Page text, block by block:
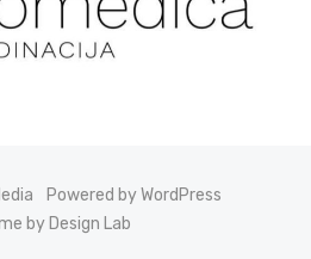
Powered by WordPress
by Design Lab